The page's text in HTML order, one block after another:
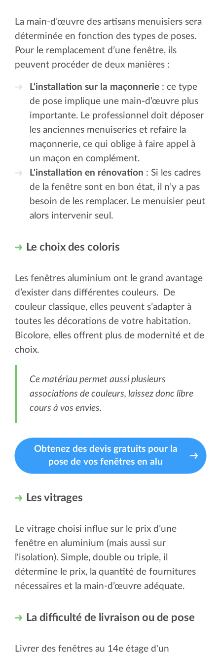
La main-d’œuvre des artisans menuisiers sera
déterminée en fonction des types de poses.
Pour le remplacement d’une fenêtre, ils
peuvent procéder de deux manières :
L'installation sur la maçonnerie : ce type
de pose implique une main-d’œuvre plus
importante. Le professionnel doit déposer
les anciennes menuiseries et refaire la
maçonnerie, ce qui oblige à faire appel à
un maçon en complément.
L'installation en rénovation : Si les cadres
de la fenêtre sont en bon état, il n’y a pas
besoin de les remplacer. Le menuisier peut
alors intervenir seul.
Le choix des coloris
Les fenêtres aluminium ont le grand avantage
d’exister dans différentes couleurs. De
couleur classique, elles peuvent s’adapter à
toutes les décorations de votre habitation.
Bicolore, elles offrent plus de modernité et de
choix.
Ce matériau permet aussi plusieurs
associations de couleurs, laissez donc libre
cours à vos envies.
Obtenez des devis gratuits pour la
pose de vos fenêtres en alu
Les vitrages
Le vitrage choisi influe sur le prix d’une
fenêtre en aluminium (mais aussi sur
l'isolation). Simple, double ou triple, il
détermine le prix, la quantité de fournitures
nécessaires et la main-d’œuvre adéquate.
La difficulté de livraison ou de pose
Livrer des fenêtres au 14e étage d'un